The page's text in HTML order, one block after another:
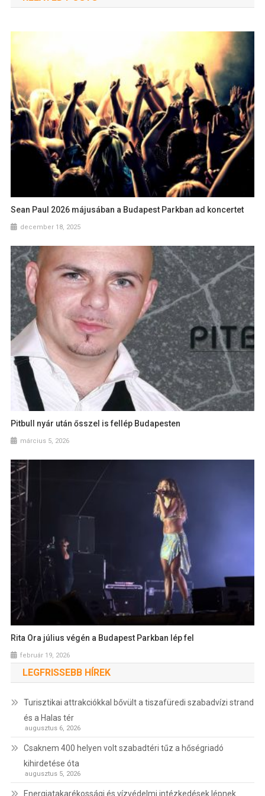
Sean Paul 2026 májusában a Budapest Parkban ad koncertet
december 18, 2025
Pitbull nyár után ősszel is fellép Budapesten
március 5, 2026
Rita Ora július végén a Budapest Parkban lép fel
február 19, 2026
LEGFRISSEBB HÍREK
Turisztikai attrakciókkal bővült a tiszafüredi szabadvízi strand
és a Halas tér
augusztus 6, 2026
Csaknem 400 helyen volt szabadtéri tűz a hőségriadó
kihirdetése óta
augusztus 5, 2026
Energiatakarékossági és vízvédelmi intézkedések lépnek